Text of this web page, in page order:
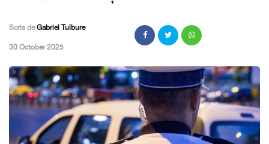
Scris deGabriel Tulbure
,30 October 2025